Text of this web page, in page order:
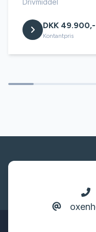
Bluetooth
Digitalt cockpit
Dual zone
Drivmiddel
DKK 49.900,-
Kontantpris